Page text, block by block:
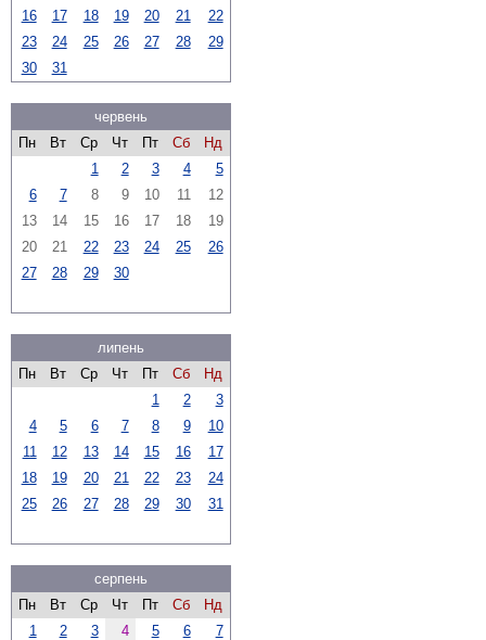
16
17 18 19 20 21
22
23
24 25 26 27 28
29
30
31
червень
Пн
Вт Ср Чт Пт Сб
Нд
1
2 3 4
5
6
7 8 9 10 11
12
13
14 15 16 17 18
19
20
21 22 23 24 25
26
27
28 29 30
липень
Пн
Вт Ср Чт Пт Сб
Нд
1
2
3
4
5 6 7 8 9
10
11
12 13 14 15 16
17
18
19 20 21 22 23
24
25
26 27 28 29 30 31
серпень
Пн
Вт Ср Чт Пт Сб
Нд
1
2 3 4 5 6
7